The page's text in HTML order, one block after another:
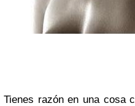
Tienes razón en una cosa